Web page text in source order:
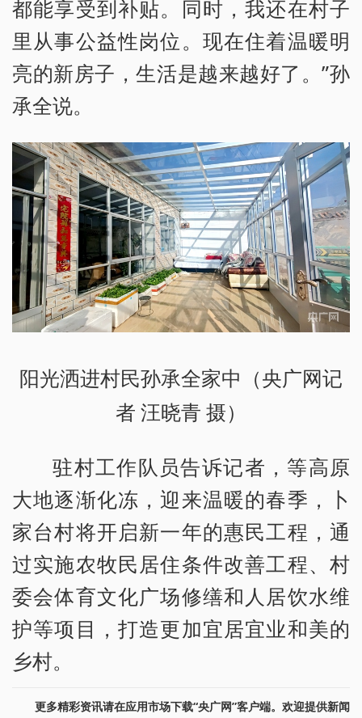
都能享受到补贴。同时，我还在村子
里从事公益性岗位。现在住着温暖明
亮的新房子，生活是越来越好了。”孙
承全说。
阳光洒进村民孙承全家中（央广网记
者 汪晓青 摄）
驻村工作队员告诉记者，等高原
大地逐渐化冻，迎来温暖的春季，卜
家台村将开启新一年的惠民工程，通
过实施农牧民居住条件改善工程、村
委会体育文化广场修缮和人居饮水维
护等项目，打造更加宜居宜业和美的
乡村。
更多精彩资讯请在应用市场下载“央广网”客户端。欢迎提供新闻